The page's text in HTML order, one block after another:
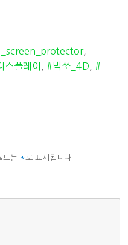
,
스플레이 ,#빅쏘_4D ,#
드는 *로 표시됩니다